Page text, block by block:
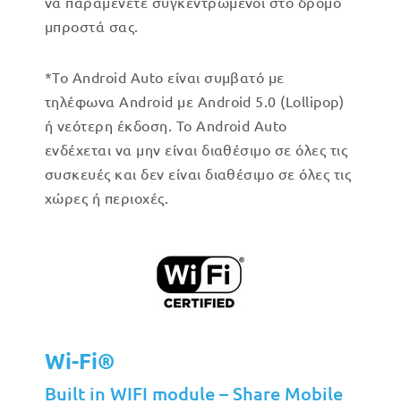
μπροστά σας.
*Το Android Auto είναι συμβατό με
τηλέφωνα Android με Android 5.0 (Lollipop)
ή νεότερη έκδοση. Το Android Auto
ενδέχεται να μην είναι διαθέσιμο σε όλες τις
συσκευές και δεν είναι διαθέσιμο σε όλες τις
χώρες ή περιοχές.
Wi-Fi®
Built in WIFI module – Share Mobile